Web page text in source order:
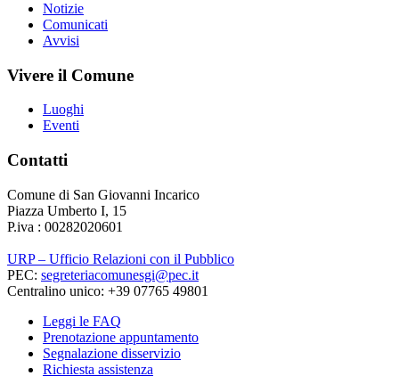
Notizie
Comunicati
Avvisi
Vivere il Comune
Luoghi
Eventi
Contatti
Comune di San Giovanni Incarico
Piazza Umberto I, 15
P.iva : 00282020601
URP – Ufficio Relazioni con il Pubblico
PEC: segreteriacomunesgi@pec.it
Centralino unico: +39 07765 49801
Leggi le FAQ
Prenotazione appuntamento
Segnalazione disservizio
Richiesta assistenza